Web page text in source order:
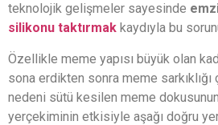
teknolojik gelişmeler sayesinde
silikonu taktırmak kaydıyla bu
Özellikle meme yapısı büyük olan
sona erdikten sonra meme sarkıklığı
nedeni sütü kesilen meme
yerçekiminin etkisiyle aşağı doğru